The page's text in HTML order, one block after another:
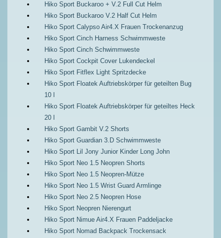
Hiko Sport Buckaroo + V.2 Full Cut Helm
Hiko Sport Buckaroo V.2 Half Cut Helm
Hiko Sport Calypso Air4.X Frauen Trockenanzug
Hiko Sport Cinch Harness Schwimmweste
Hiko Sport Cinch Schwimmweste
Hiko Sport Cockpit Cover Lukendeckel
Hiko Sport Fitflex Light Spritzdecke
Hiko Sport Floatek Auftriebskörper für geteilten Bug
10 l
Hiko Sport Floatek Auftriebskörper für geteiltes Heck
20 l
Hiko Sport Gambit V.2 Shorts
Hiko Sport Guardian 3.D Schwimmweste
Hiko Sport Lil Jony Junior Kinder Long John
Hiko Sport Neo 1.5 Neopren Shorts
Hiko Sport Neo 1.5 Neopren-Mütze
Hiko Sport Neo 1.5 Wrist Guard Armlinge
Hiko Sport Neo 2.5 Neopren Hose
Hiko Sport Neopren Nierengurt
Hiko Sport Nimue Air4.X Frauen Paddeljacke
Hiko Sport Nomad Backpack Trockensack